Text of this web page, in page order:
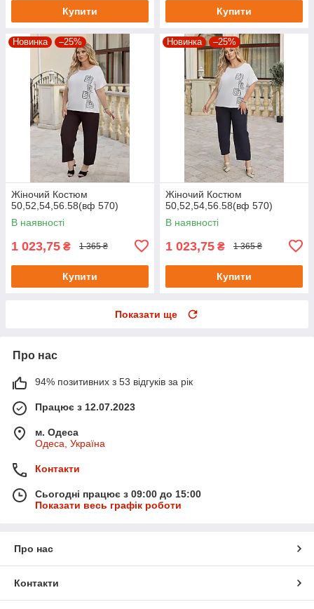
Купити Купити
Новинка –25%
Жіночий Костюм
50,52,54,56.58(вф 570)
В наявності
1 023,75 ₴ 1 365 ₴
Купити
Новинка –25%
Жіночий Костюм
50,52,54,56.58(вф 570)
В наявності
1 023,75 ₴ 1 365 ₴
Купити
Показати ще
Про нас
94% позитивних з 53 відгуків за рік
Працює з 12.07.2023
м. Одеса
Одеса, Україна
Контакти
Сьогодні працює з 09:00 до 15:00
Показати весь графік роботи
Про нас
Контакти